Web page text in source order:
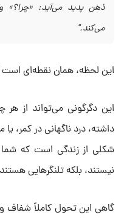
ذهن پدید می‌آید:
می‌کند."
این لحظه، همان نقطه‌ای است
این دگرگونی می‌تواند از
داشته، درد ناگهانی در کمر،
شکلی از زندگی است که شما
نیستند، بلکه تلنگرهایی
گاهی این تحول کاملاً شفاف